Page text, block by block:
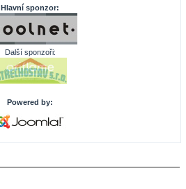
Hlavní sponzor:
Další sponzoři:
Powered by: